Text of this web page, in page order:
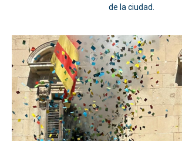
de la ciudad.